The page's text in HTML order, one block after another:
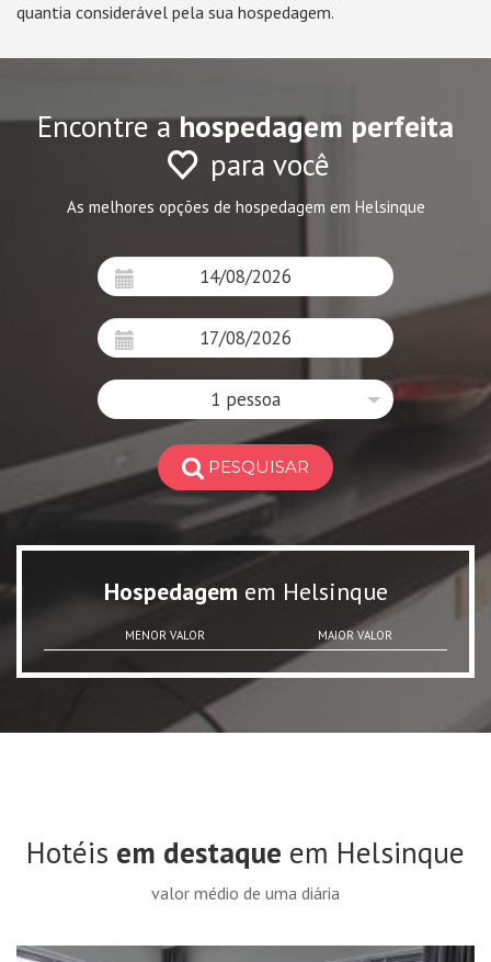
quantia considerável pela sua hospedagem.
Encontre ahospedagem perfeita
para você
As melhores opções de hospedagem em Helsinque
1 pessoa
PESQUISAR
Hospedagem em Helsinque
MENOR VALOR MAIOR VALOR
Hotéis em destaque em Helsinque
valor médio de uma diária